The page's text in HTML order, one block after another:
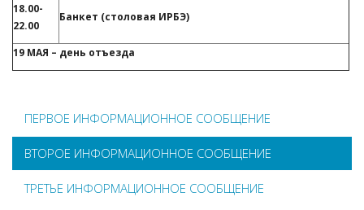
18.00-
22.00
Банкет (столовая ИРБЭ)
19 МАЯ – день отъезда
ПЕРВОЕ ИНФОРМАЦИОННОЕ СООБЩЕНИЕ
ВТОРОЕ ИНФОРМАЦИОННОЕ СООБЩЕНИЕ
ТРЕТЬЕ ИНФОРМАЦИОННОЕ СООБЩЕНИЕ